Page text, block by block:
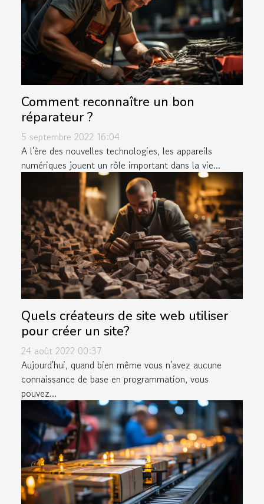
Comment reconnaître un bon
réparateur ?
5 septembre 2022 16:04
A l'ère des nouvelles technologies, les appareils
numériques jouent un rôle important dans la vie...
Quels créateurs de site web utiliser
pour créer un site?
24 août 2022 00:37
Aujourd'hui, quand bien même vous n'avez aucune
connaissance de base en programmation, vous
pouvez...